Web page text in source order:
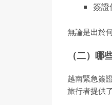
簽證
無論是出於
（二）哪
越南緊急簽
旅行者提供